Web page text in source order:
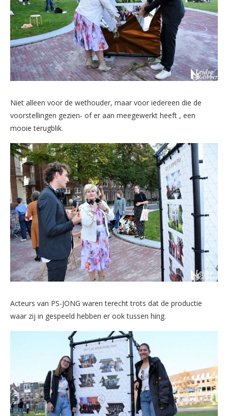
Niet alleen voor de wethouder, maar voor iedereen die de
voorstellingen gezien- of er aan meegewerkt heeft , een
mooie terugblik.
Acteurs van PS-JONG waren terecht trots dat de productie
waar zij in gespeeld hebben er ook tussen hing.